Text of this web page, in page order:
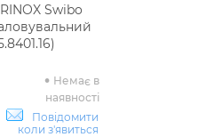
Swibo
Немає в
наявності
Повідомити
коли з'явиться